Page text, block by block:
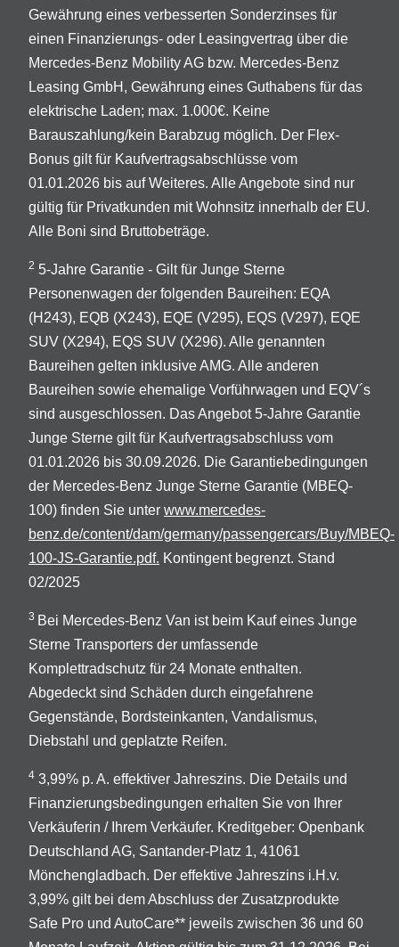
Gewährung eines verbesserten Sonderzinses für
einen Finanzierungs- oder Leasingvertrag über die
Mercedes-Benz Mobility AG bzw. Mercedes-Benz
Leasing GmbH, Gewährung eines Guthabens für das
elektrische Laden; max. 1.000€. Keine
Barauszahlung/kein Barabzug möglich. Der Flex-
Bonus gilt für Kaufvertragsabschlüsse vom
01.01.2026 bis auf Weiteres. Alle Angebote sind nur
gültig für Privatkunden mit Wohnsitz innerhalb der EU.
Alle Boni sind Bruttobeträge.
2 5-Jahre Garantie - Gilt für Junge Sterne
Personenwagen der folgenden Baureihen: EQA
(H243), EQB (X243), EQE (V295), EQS (V297), EQE
SUV (X294), EQS SUV (X296). Alle genannten
Baureihen gelten inklusive AMG. Alle anderen
Baureihen sowie ehemalige Vorführwagen und EQV´s
sind ausgeschlossen. Das Angebot 5-Jahre Garantie
Junge Sterne gilt für Kaufvertragsabschluss vom
01.01.2026 bis 30.09.2026. Die Garantiebedingungen
der Mercedes-Benz Junge Sterne Garantie (MBEQ-
100) finden Sie unter www.mercedes-
benz.de/content/dam/germany/passengercars/Buy/MBEQ-
100-JS-Garantie.pdf. Kontingent begrenzt. Stand
02/2025
3 Bei Mercedes-Benz Van ist beim Kauf eines Junge
Sterne Transporters der umfassende
Komplettradschutz für 24 Monate enthalten.
Abgedeckt sind Schäden durch eingefahrene
Gegenstände, Bordsteinkanten, Vandalismus,
Diebstahl und geplatzte Reifen.
4 3,99% p. A. effektiver Jahreszins. Die Details und
Finanzierungsbedingungen erhalten Sie von Ihrer
Verkäuferin / Ihrem Verkäufer. Kreditgeber: Openbank
Deutschland AG, Santander-Platz 1, 41061
Mönchengladbach. Der effektive Jahreszins i.H.v.
3,99% gilt bei dem Abschluss der Zusatzprodukte
Safe Pro und AutoCare** jeweils zwischen 36 und 60